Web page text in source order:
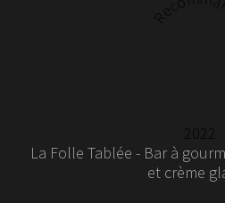
2022
La Folle Tablée - Bar à
et crème